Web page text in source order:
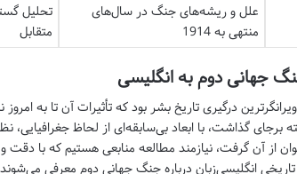
علل و ریشه‌های جنگ در سال‌های
منتهی به 1914
تحلیل
متقابل
جهانی دوم به انگلیسی
درگیری تاریخ بشر بود که تأثیرات آن تا به
از ۷۰ میلیون کشته برجای گذاشت، با ابعاد بی‌سابقه‌ای از لحاظ
از آن گرفت، نیازمند مطالعه منابعی هستیم که با دقت
انگلیسی‌زبان درباره جنگ جهانی دوم معرفی